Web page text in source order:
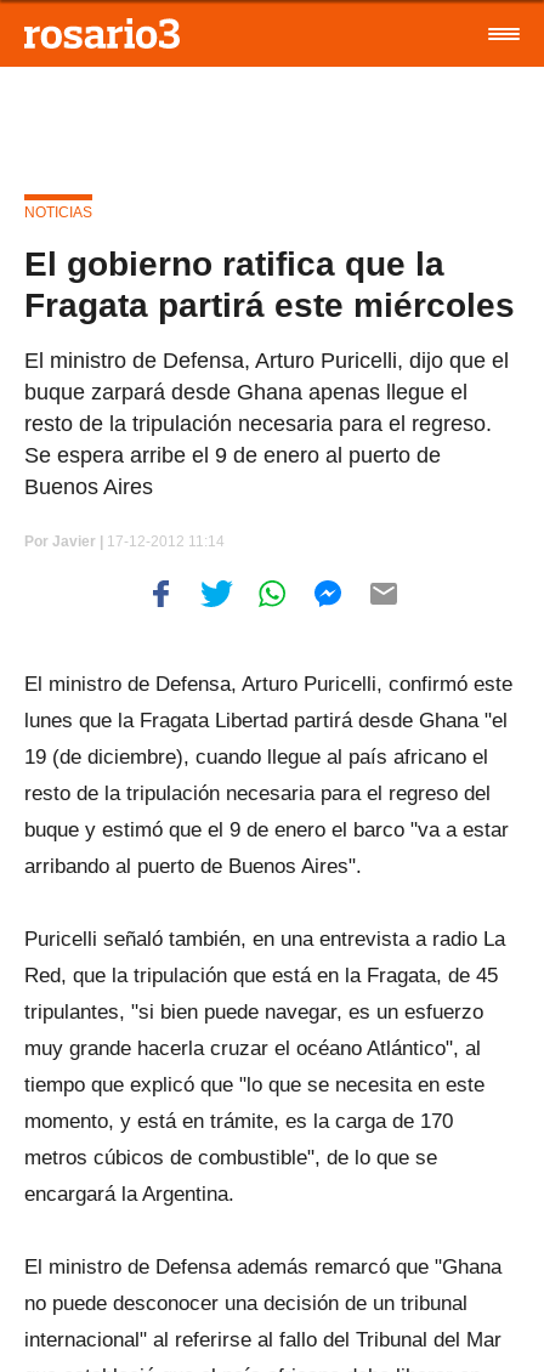
NOTICIAS
El gobierno ratifica que la
Fragata partirá este miércoles
El ministro de Defensa, Arturo Puricelli, dijo que el
buque zarpará desde Ghana apenas llegue el
resto de la tripulación necesaria para el regreso.
Se espera arribe el 9 de enero al puerto de
Buenos Aires
Por Javier | 17-12-2012 11:14
El ministro de Defensa, Arturo Puricelli, confirmó este
lunes que la Fragata Libertad partirá desde Ghana "el
19 (de diciembre), cuando llegue al país africano el
resto de la tripulación necesaria para el regreso del
buque y estimó que el 9 de enero el barco "va a estar
arribando al puerto de Buenos Aires".
Puricelli señaló también, en una entrevista a radio La
Red, que la tripulación que está en la Fragata, de 45
tripulantes, "si bien puede navegar, es un esfuerzo
muy grande hacerla cruzar el océano Atlántico", al
tiempo que explicó que "lo que se necesita en este
momento, y está en trámite, es la carga de 170
metros cúbicos de combustible", de lo que se
encargará la Argentina.
El ministro de Defensa además remarcó que "Ghana
no puede desconocer una decisión de un tribunal
internacional" al referirse al fallo del Tribunal del Mar